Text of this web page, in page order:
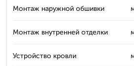
Монтаж наружной обшивки
Монтаж внутренней отделки
Устройство кровли